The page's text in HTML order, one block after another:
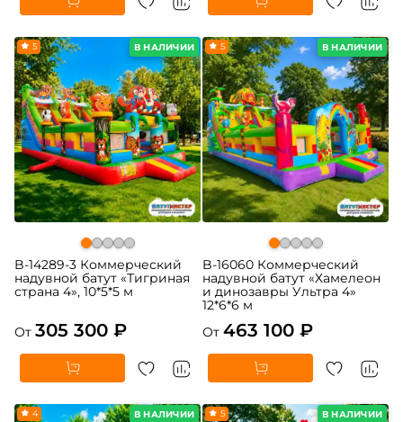
В НАЛИЧИИ
5
B-14289-3 Коммерческий
надувной батут «Тигриная
страна 4», 10*5*5 м
От 305 300 ₽
В НАЛИЧИИ
5
B-16060 Коммерческий
надувной батут «Хамелеон
и динозавры Ультра 4»
12*6*6 м
От 463 100 ₽
В НАЛИЧИИ
4 В НАЛИЧИИ
5